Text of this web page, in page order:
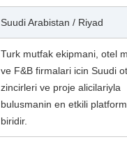
Suudi Arabistan / Riyad
Turk mutfak ekipmani, otel
ve F&B firmalari icin Suudi
zincirleri ve proje alicilariyla
bulusmanin en etkili
biridir.